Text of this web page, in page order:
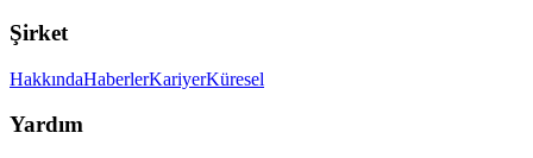
Şirket
HakkındaHaberlerKariyerKüresel
Yardım